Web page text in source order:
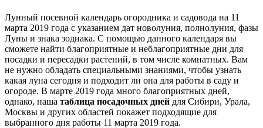
Лунный посевной календарь огородника и садовода на 11
марта 2019 года с указанием дат новолуния, полнолуния, фазы
Луны и знака зодиака. С помощью данного календаря вы
сможете найти благоприятные и неблагоприятные дни для
посадки и пересадки растений, в том числе комнатных. Вам
не нужно обладать специальными знаниями, чтобы узнать
какая луна сегодня и подходит ли она для работы в саду и
огороде. В марте 2019 года много благоприятных дней,
однако, наша таблица посадочных дней для Сибири, Урала,
Москвы и других областей покажет подходящие для
выбранного дня работы 11 марта 2019 года.